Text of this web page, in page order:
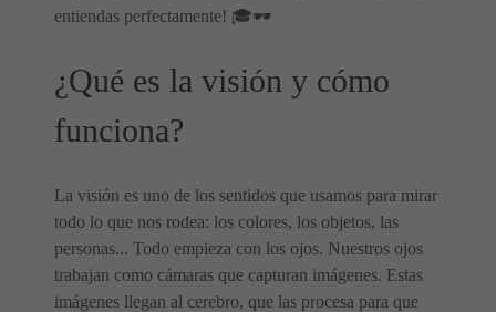
entiendas perfectamente! 🎓🕶
¿Qué es la visión y cómo
funciona?
La visión es uno de los sentidos que usamos para mirar
todo lo que nos rodea: los colores, los objetos, las
personas... Todo empieza con los ojos. Nuestros ojos
trabajan como cámaras que capturan imágenes. Estas
imágenes llegan al cerebro, que las procesa para que